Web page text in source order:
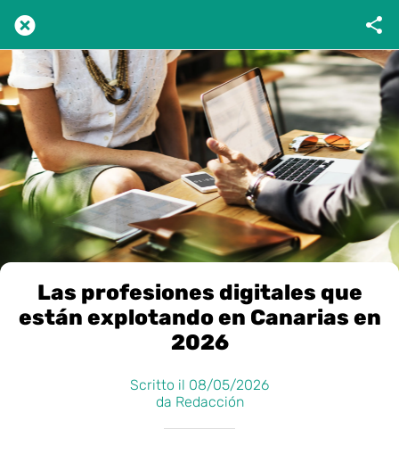
Las profesiones digitales que
están explotando en Canarias en
2026
Scritto il 08/05/2026
da Redacción